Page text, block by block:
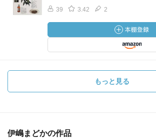
39 3.42 2
もっと見る
伊嶋まどかの作品